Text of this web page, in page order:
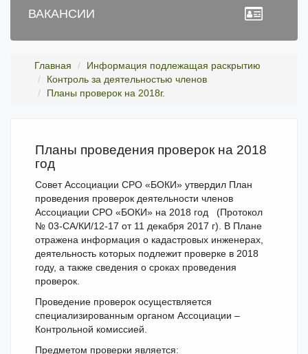
ВАКАНСИИ
Главная
Информация подлежащая раскрытию
Контроль за деятельностью членов
Планы проверок на 2018г.
Планы проведения проверок на 2018
год
Совет Ассоциации СРО «БОКИ» утвердил План
проведения проверок деятельности членов
Ассоциации СРО «БОКИ» на 2018 год (Протокол
№ 03-СА/КИ/12-17 от 11 декабря 2017 г). В Плане
отражена информация о кадастровых инженерах,
деятельность которых подлежит проверке в 2018
году, а также сведения о сроках проведения
проверок.
Проведение проверок осуществляется
специализированным органом Ассоциации –
Контрольной комиссией.
Предметом проверки является: